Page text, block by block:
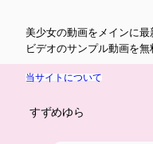
美少女の動画をメインに
ビデオのサンプル動画を無
当サイトについて
すずめゆら